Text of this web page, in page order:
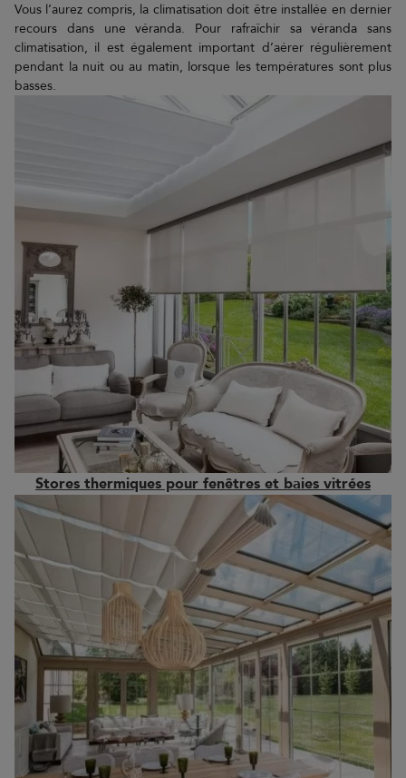
Vous l’aurez compris, la climatisation doit être installée en dernier
recours dans une véranda. Pour rafraîchir sa véranda sans
climatisation, il est également important d’aérer régulièrement
pendant la nuit ou au matin, lorsque les températures sont plus
basses.
Stores thermiques pour fenêtres et baies vitrées